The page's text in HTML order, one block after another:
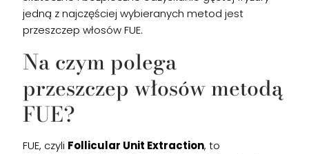
jedną z najczęściej wybieranych metod jest
przeszczep włosów FUE.
Na czym polega
przeszczep włosów metodą
FUE?
FUE, czyli Follicular Unit Extraction, to